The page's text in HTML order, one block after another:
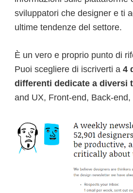
sviluppatori che designer e ti
ultime tendenze del settore.
È un vero e proprio punto di
Puoi scegliere di iscriverti a 4
differenti dedicate a diversi
and UX, Front-end, Back-end,